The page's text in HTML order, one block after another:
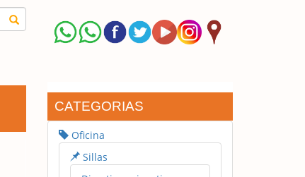
CATEGORIAS
Oficina
Sillas